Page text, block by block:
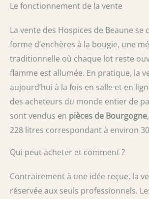
Le fonctionnement de la vente
La vente des Hospices de Beaune se
forme d’enchères à la bougie, une
traditionnelle où chaque lot reste
flamme est allumée. En pratique, la
aujourd’hui à la fois en salle et en
des acheteurs du monde entier de
sont vendus en pièces de Bourgogne
228 litres correspondant à environ
Qui peut acheter et comment ?
Contrairement à une idée reçue, la
réservée aux seuls professionnels.